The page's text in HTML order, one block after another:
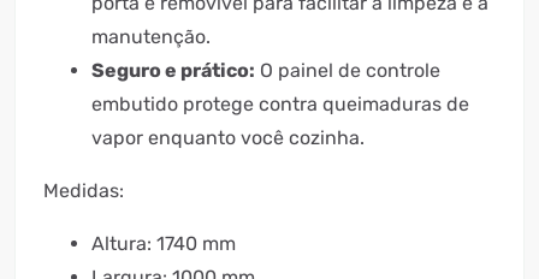
manutenção.
Seguro e prático: O painel de controle
embutido protege contra queimaduras de
vapor enquanto você cozinha.
Medidas:
Altura: 1740 mm